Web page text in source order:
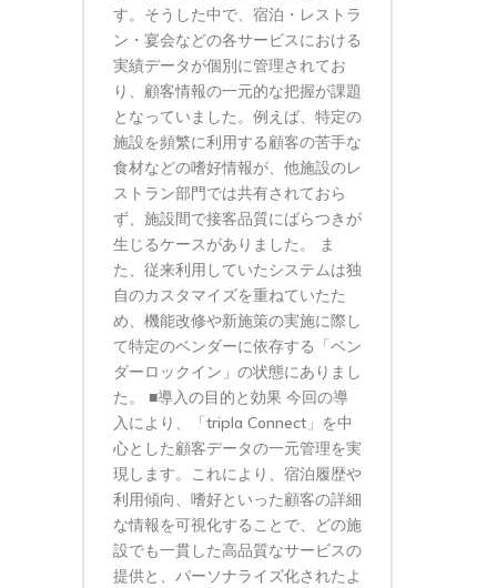
す。そうした中で、宿泊・レストラ
ン・宴会などの各サービスにおける
実績データが個別に管理されてお
り、顧客情報の一元的な把握が課題
となっていました。例えば、特定の
施設を頻繁に利用する顧客の苦手な
食材などの嗜好情報が、他施設のレ
ストラン部門では共有されておら
ず、施設間で接客品質にばらつきが
生じるケースがありました。 ま
た、従来利用していたシステムは独
自のカスタマイズを重ねていたた
め、機能改修や新施策の実施に際し
て特定のベンダーに依存する「ベン
ダーロックイン」の状態にありまし
た。 ■導入の目的と効果 今回の導
入により、「tripla Connect」を中
心とした顧客データの一元管理を実
現します。これにより、宿泊履歴や
利用傾向、嗜好といった顧客の詳細
な情報を可視化することで、どの施
設でも一貫した高品質なサービスの
提供と、パーソナライズ化されたよ